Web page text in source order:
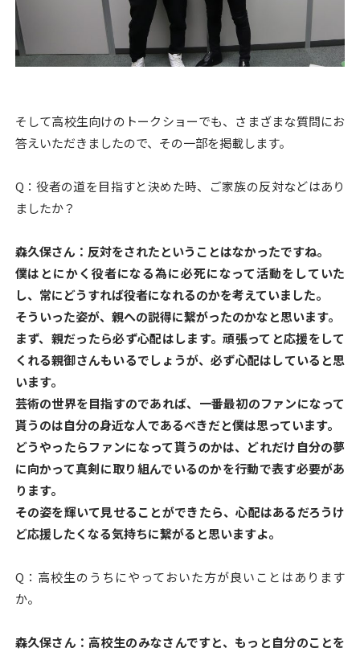
そして高校生向けのトークショーでも、さまざまな質問にお
答えいただきましたので、その一部を掲載します。
Q：役者の道を目指すと決めた時、ご家族の反対などはあり
ましたか？
森久保さん：反対をされたということはなかったですね。
僕はとにかく役者になる為に必死になって活動をしていた
し、常にどうすれば役者になれるのかを考えていました。
そういった姿が、親への説得に繋がったのかなと思います。
まず、親だったら必ず心配はします。頑張ってと応援をして
くれる親御さんもいるでしょうが、必ず心配はしていると思
います。
芸術の世界を目指すのであれば、一番最初のファンになって
貰うのは自分の身近な人であるべきだと僕は思っています。
どうやったらファンになって貰うのかは、どれだけ自分の夢
に向かって真剣に取り組んでいるのかを行動で表す必要があ
ります。
その姿を輝いて見せることができたら、心配はあるだろうけ
ど応援したくなる気持ちに繋がると思いますよ。
Q：高校生のうちにやっておいた方が良いことはあります
か。
森久保さん：高校生のみなさんですと、もっと自分のことを